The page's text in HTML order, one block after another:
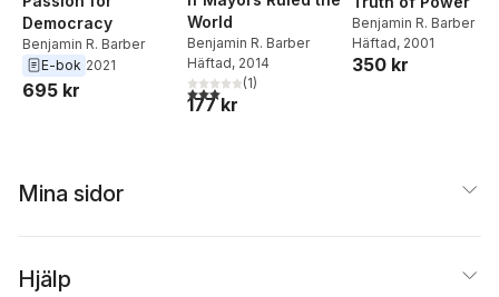
Democracy
Benjamin R. Barber
E-bok 2021
695 kr
World
Benjamin R. Barber
Häftad, 2014
3,0utav 5 stjärnor. Totalt antal röster:
(1)
177 kr
Benjamin R. Barber
Häftad, 2001
350 kr
Mina sidor
Hjälp